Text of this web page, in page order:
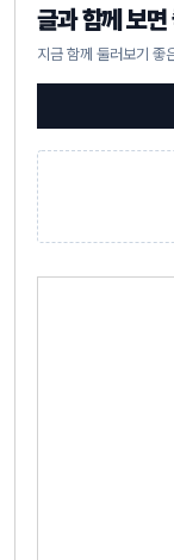
글과 함께 보
지금 함께 둘러보기 좋